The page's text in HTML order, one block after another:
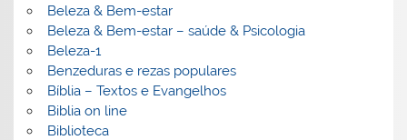
Beleza & Bem-estar
Beleza & Bem-estar – saúde & Psicologia
Beleza-1
Benzeduras e rezas populares
Bíblia – Textos e Evangelhos
Biblia on line
Biblioteca